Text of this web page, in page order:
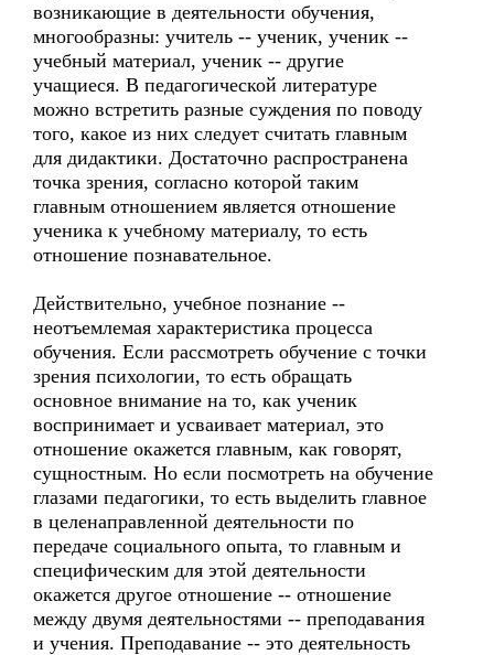
возникающие в деятельности обучения,
многообразны: учитель -- ученик, ученик --
учебный материал, ученик -- другие
учащиеся. В педагогической литературе
можно встретить разные суждения по поводу
того, какое из них следует считать главным
для дидактики. Достаточно распространена
точка зрения, согласно которой таким
главным отношением является отношение
ученика к учебному материалу, то есть
отношение познавательное.
Действительно, учебное познание --
неотъемлемая характеристика процесса
обучения. Если рассмотреть обучение с точки
зрения психологии, то есть обращать
основное внимание на то, как ученик
воспринимает и усваивает материал, это
отношение окажется главным, как говорят,
сущностным. Но если посмотреть на обучение
глазами педагогики, то есть выделить главное
в целенаправленной деятельности по
передаче социального опыта, то главным и
специфическим для этой деятельности
окажется другое отношение -- отношение
между двумя деятельностями -- преподавания
и учения. Преподавание -- это деятельность